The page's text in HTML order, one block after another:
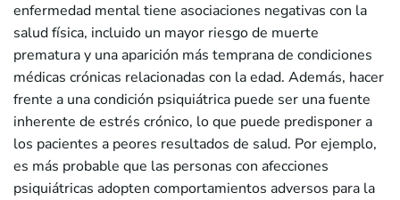
enfermedad mental tiene asociaciones negativas con la
salud física, incluido un mayor riesgo de muerte
prematura y una aparición más temprana de condiciones
médicas crónicas relacionadas con la edad. Además, hacer
frente a una condición psiquiátrica puede ser una fuente
inherente de estrés crónico, lo que puede predisponer a
los pacientes a peores resultados de salud. Por ejemplo,
es más probable que las personas con afecciones
psiquiátricas adopten comportamientos adversos para la